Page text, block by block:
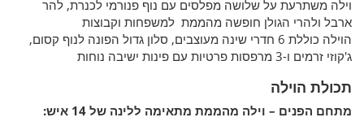
וילה משתרעת על שלושה מפלסים עם נוף פנורמי לכנרת, להר
ארבל ולהרי הגולן חופשה מהממת למשפחות וקבוצות
הוילה כוללת 6 חדרי שינה מעוצבים, סלון גדול הפונה לנוף קסום,
ג'קוזי זרמים ו-3 מרפסות פרטיות עם פינות ישיבה נוחות
תכולת הוילה
מתחם הפנים – וילה מהממת מתאימה ללינה של 14 איש: